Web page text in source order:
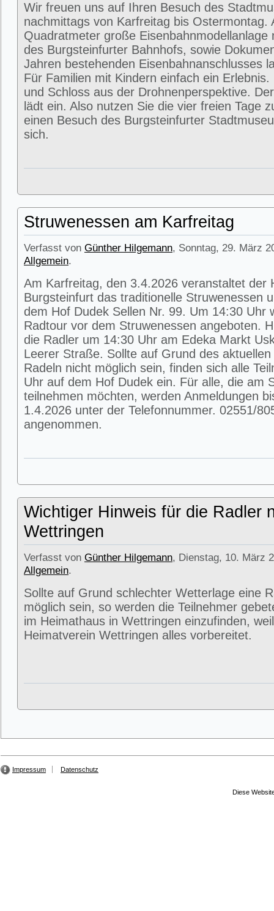
Wir freuen uns auf Ihren Besuch des
nachmittags von Karfreitag bis Ostermontag.
Quadratmeter große Eisenbahnmodellanlage
des Burgsteinfurter Bahnhofs, sowie
Jahren bestehenden Eisenbahnanschlusses
Für Familien mit Kindern einfach ein
und Schloss aus der Drohnenperspektive.
lädt ein. Also nutzen Sie die vier freien Tage
einen Besuch des Burgsteinfurter
sich.
Struwenessen am Karfreitag
Verfasst von Günther Hilgemann, Sonntag, 29. März
Allgemein.
Am Karfreitag, den 3.4.2026 veranstaltet der
Burgsteinfurt das traditionelle Struwenessen
dem Hof Dudek Sellen Nr. 99. Um 14:30 Uhr
Radtour vor dem Struwenessen angeboten.
die Radler um 14:30 Uhr am Edeka Markt
Leerer Straße. Sollte auf Grund des
Radeln nicht möglich sein, finden sich alle
Uhr auf dem Hof Dudek ein. Für alle, die am
teilnehmen möchten, werden Anmeldungen
1.4.2026 unter der Telefonnummer. 02551/
angenommen.
Wichtiger Hinweis für die Radler
Wettringen
Verfasst von Günther Hilgemann, Dienstag, 10. März
Allgemein.
Sollte auf Grund schlechter Wetterlage eine
möglich sein, so werden die Teilnehmer
im Heimathaus in Wettringen einzufinden,
Heimatverein Wettringen alles vorbereitet.
Impressum Datenschutz
Diese